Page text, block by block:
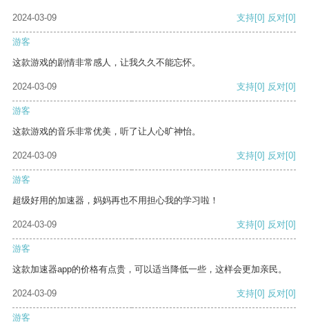
2024-03-09 支持[0] 反对[0]
游客
这款游戏的剧情非常感人，让我久久不能忘怀。
2024-03-09 支持[0] 反对[0]
游客
这款游戏的音乐非常优美，听了让人心旷神怡。
2024-03-09 支持[0] 反对[0]
游客
超级好用的加速器，妈妈再也不用担心我的学习啦！
2024-03-09 支持[0] 反对[0]
游客
这款加速器app的价格有点贵，可以适当降低一些，这样会更加亲民。
2024-03-09 支持[0] 反对[0]
游客